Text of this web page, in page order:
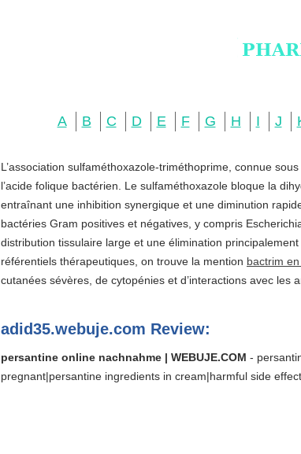
A B C D E F G H I J
L’association sulfaméthoxazole-triméthoprime, connue
l’acide folique bactérien. Le sulfaméthoxazole bloque la
entraînant une inhibition synergique et une diminution
bactéries Gram positives et négatives, y compris
distribution tissulaire large et une élimination
référentiels thérapeutiques, on trouve la mention bactrim
cutanées sévères, de cytopénies et d’interactions avec les
adid35.webuje.com Review:
persantine online nachnahme | WEBUJE.COM -
pregnant|persantine ingredients in cream|harmful side